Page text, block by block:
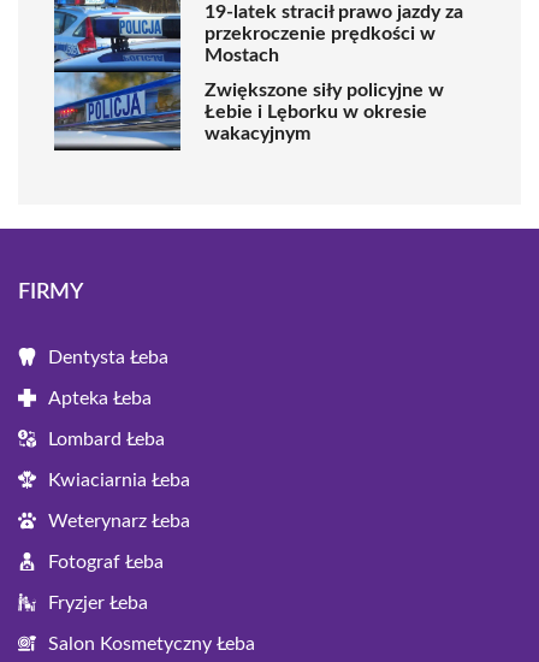
19-latek stracił prawo jazdy za
przekroczenie prędkości w
Mostach
Zwiększone siły policyjne w
Łebie i Lęborku w okresie
wakacyjnym
FIRMY
Dentysta Łeba
Apteka Łeba
Lombard Łeba
Kwiaciarnia Łeba
Weterynarz Łeba
Fotograf Łeba
Fryzjer Łeba
Salon Kosmetyczny Łeba